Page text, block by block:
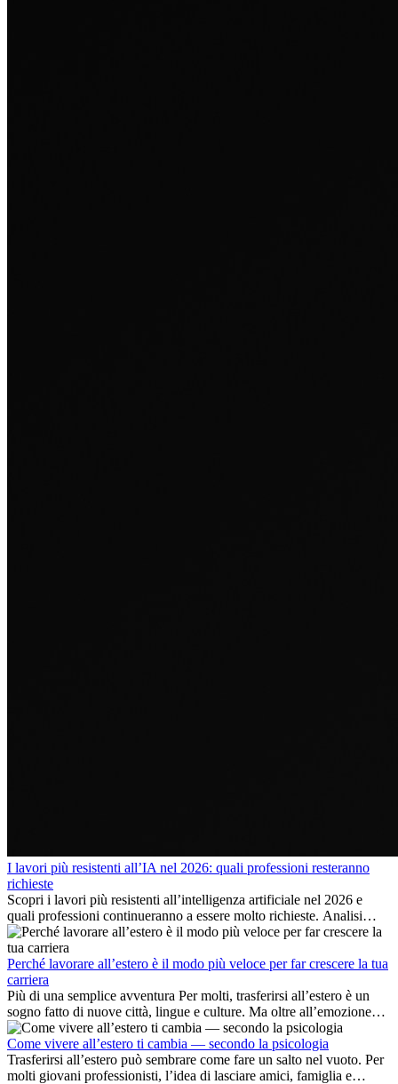
I lavori più resistenti all’IA nel 2026: quali professioni resteranno
richieste
Scopri i lavori più resistenti all’intelligenza artificiale nel 2026 e
quali professioni continueranno a essere molto richieste. Analisi
delle competenze chiave e delle opportunità di carriera
internazionale.
Perché lavorare all’estero è il modo più veloce per far crescere la tua
carriera
Più di una semplice avventura Per molti, trasferirsi all’estero è un
sogno fatto di nuove città, lingue e culture. Ma oltre all’emozione
dell’avventura, lavorare all’estero è anche...
Come vivere all’estero ti cambia — secondo la psicologia
Trasferirsi all’estero può sembrare come fare un salto nel vuoto. Per
molti giovani professionisti, l’idea di lasciare amici, famiglia e